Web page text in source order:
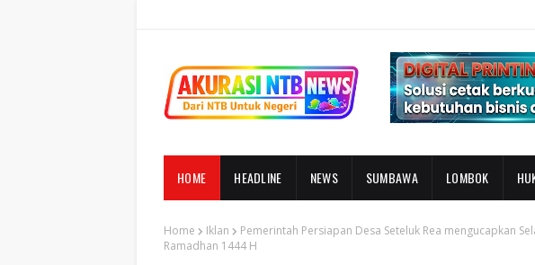
HOME HEADLINE NEWS SUMBAWA LOMBOK
Home Iklan
Pemerintah Persiapan Desa Seteluk Rea mengucapkan
Ramadhan 1444 H